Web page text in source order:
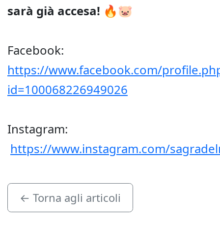
sarà già accesa! 🔥🐷
Facebook:
https://www.facebook.com/
id=100068226949026
Instagram:
https://www.instagram.com/
← Torna agli articoli